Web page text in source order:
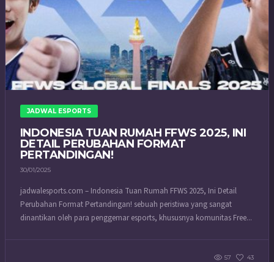
JADWAL ESPORTS
INDONESIA TUAN RUMAH FFWS 2025, INI
DETAIL PERUBAHAN FORMAT
PERTANDINGAN!
30/01/2025
jadwalesports.com – Indonesia Tuan Rumah FFWS 2025, Ini Detail
Perubahan Format Pertandingan! sebuah peristiwa yang sangat
dinantikan oleh para penggemar esports, khususnya komunitas Free...
57 43